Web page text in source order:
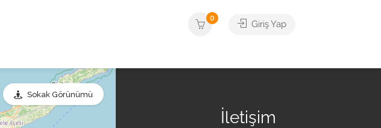
0
Giriş Yap
Sokak Görünümü
İletişim